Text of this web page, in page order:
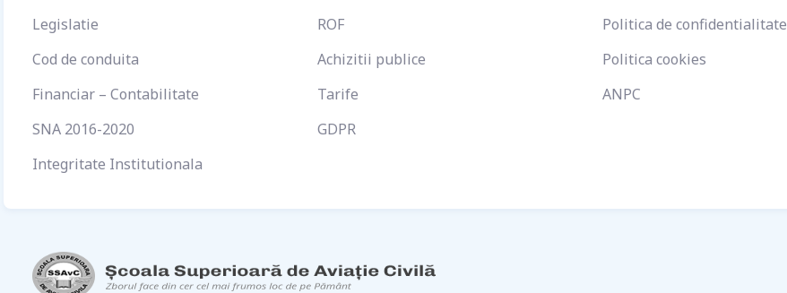
Legislatie
ROF
Cod de conduita
Achizitii publice
Financiar – Contabilitate
Tarife
SNA 2016-2020
GDPR
Integritate Institutionala
Politica de confidentialitate
Politica cookies
ANPC